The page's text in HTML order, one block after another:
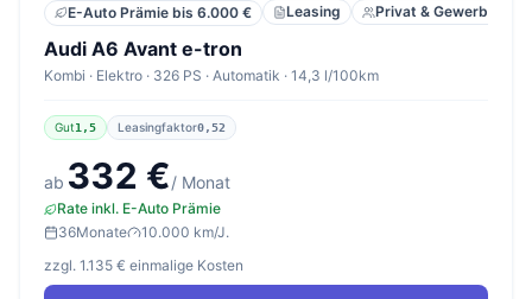
E-Auto Prämie bis 6.000 € Leasing Privat & Gewerbe
Audi A6 Avant e-tron
Kombi · Elektro · 326 PS · Automatik · 14,3 l/100km
Gut1,5 Leasingfaktor0,52
ab 332 €/ Monat
Rate inkl. E-Auto Prämie
36Monate
10.000 km/J.
zzgl. 1.135 € einmalige Kosten